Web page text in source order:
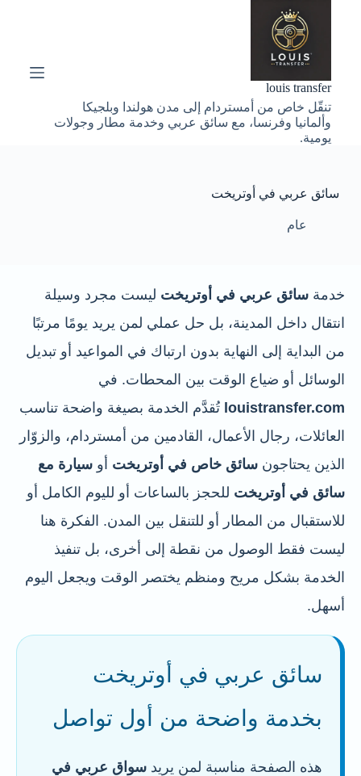
louis transfer
تنقّل خاص من أمستردام إلى مدن هولندا وبلجيكا
وألمانيا وفرنسا، مع سائق عربي وخدمة مطار وجولات
يومية.
سائق عربي في أوتريخت
عام
خدمة سائق عربي في أوتريخت ليست مجرد وسيلة
انتقال داخل المدينة، بل حل عملي لمن يريد يومًا مرتبًا
من البداية إلى النهاية بدون ارتباك في المواعيد أو تبديل
الوسائل أو ضياع الوقت بين المحطات. في
louistransfer.com تُقدَّم الخدمة بصيغة واضحة تناسب
العائلات، رجال الأعمال، القادمين من أمستردام، والزوّار
الذين يحتاجون سائق خاص في أوتريخت أو سيارة مع
سائق في أوتريخت للحجز بالساعات أو لليوم الكامل أو
للاستقبال من المطار أو للتنقل بين المدن. الفكرة هنا
ليست فقط الوصول من نقطة إلى أخرى، بل تنفيذ
الخدمة بشكل مريح ومنظم يختصر الوقت ويجعل اليوم
أسهل.
سائق عربي في أوتريخت
بخدمة واضحة من أول تواصل
هذه الصفحة مناسبة لمن يريد سواق عربي في